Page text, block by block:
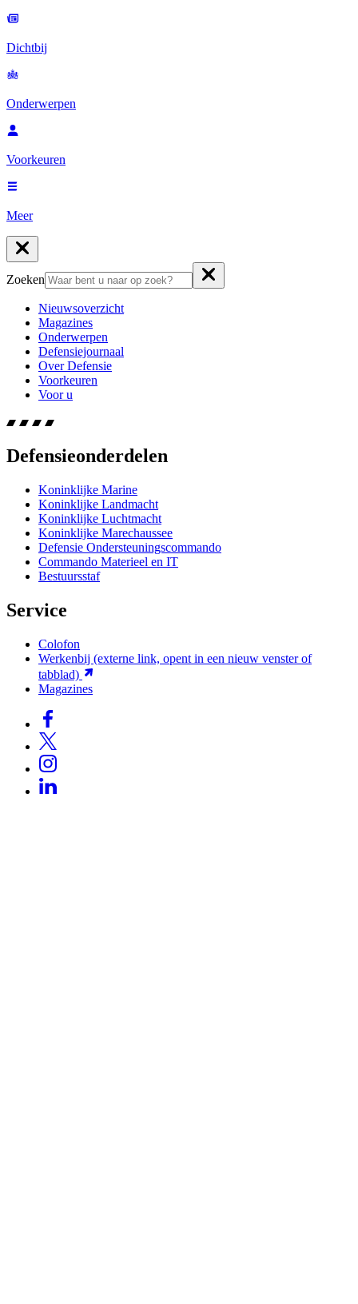
Dichtbij
Onderwerpen
Voorkeuren
Meer
Zoeken
Nieuwsoverzicht
Magazines
Onderwerpen
Defensiejournaal
Over Defensie
Voorkeuren
Voor u
Defensieonderdelen
Koninklijke Marine
Koninklijke Landmacht
Koninklijke Luchtmacht
Koninklijke Marechaussee
Defensie Ondersteuningscommando
Commando Materieel en IT
Bestuursstaf
Service
Colofon
Werkenbij (externe link, opent in een nieuw venster of
tabblad)
Magazines